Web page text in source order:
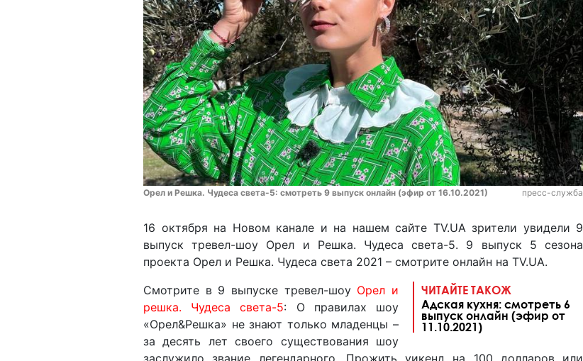
Орел и Решка. Чудеса света-5: смотреть 9 выпуск онлайн (эфир от 16.10.2021) пресс-служба
16 октября на Новом канале и на нашем сайте TV.UA зрители увидели 9
выпуск тревел-шоу Орел и Решка. Чудеса света-5. 9 выпуск 5 сезона
проекта Орел и Решка. Чудеса света 2021 – смотрите онлайн на TV.UA.
ЧИТАЙТЕ ТАКОЖ
Адская кухня: смотреть 6
выпуск онлайн (эфир от
11.10.2021)
Смотрите в 9 выпуске тревел-шоу Орел и
решка. Чудеса света-5: О правилах шоу
«Орел&Решка» не знают только младенцы –
за десять лет своего существования шоу
заслужило звание легендарного. Прожить уикенд на 100 долларов или